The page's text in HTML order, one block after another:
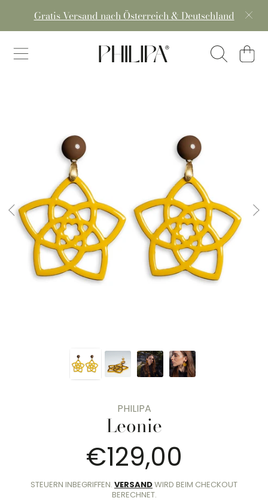
DIREKT ZUM INHALT
Gratis Versand nach Österreich & Deutschland
PHILIPA® - handmade in
PHILIPA
Leonie
€129,00
STEUERN INBEGRIFFEN. VERSANDWIRD BEIM CHECKOUT
BERECHNET.